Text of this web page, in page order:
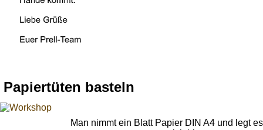
Papiertüten basteln
Man nimmt ein Blatt Papier DIN A4 und legt es